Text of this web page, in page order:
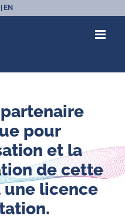
EN
pour
et la
de cette
une licence